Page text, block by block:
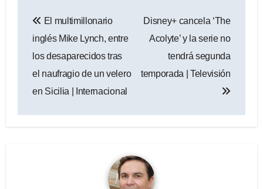
de
entradas
El multimillonario
inglés Mike Lynch, entre
los desaparecidos tras
el naufragio de un velero
en Sicilia | Internacional
Disney+ cancela ‘The
Acolyte’ y la serie no
tendrá segunda
temporada | Televisión